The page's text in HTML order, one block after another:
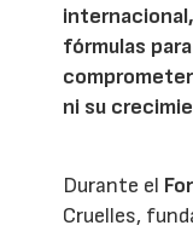
fórmulas
ni su
Durante el
Cruelles,